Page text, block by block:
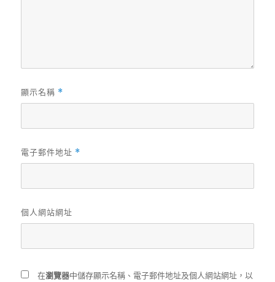
顯示名稱 *
電子郵件地址 *
個人網站網址
在瀏覽器中儲存顯示名稱、電子郵件地址及個人網站網址，以